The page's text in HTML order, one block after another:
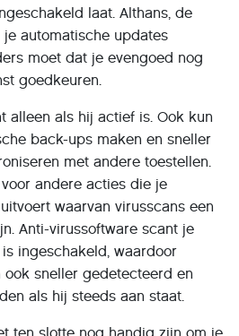
laat. Althans, de
je automatische updates
moet dat je evengoed nog
goedkeuren.
alleen als hij actief is. Ook kun
back-ups maken en sneller
met andere toestellen.
andere acties die je
waarvan virusscans een
Anti-virussoftware scant je
ingeschakeld, waardoor
sneller gedetecteerd en
als hij steeds aan staat.